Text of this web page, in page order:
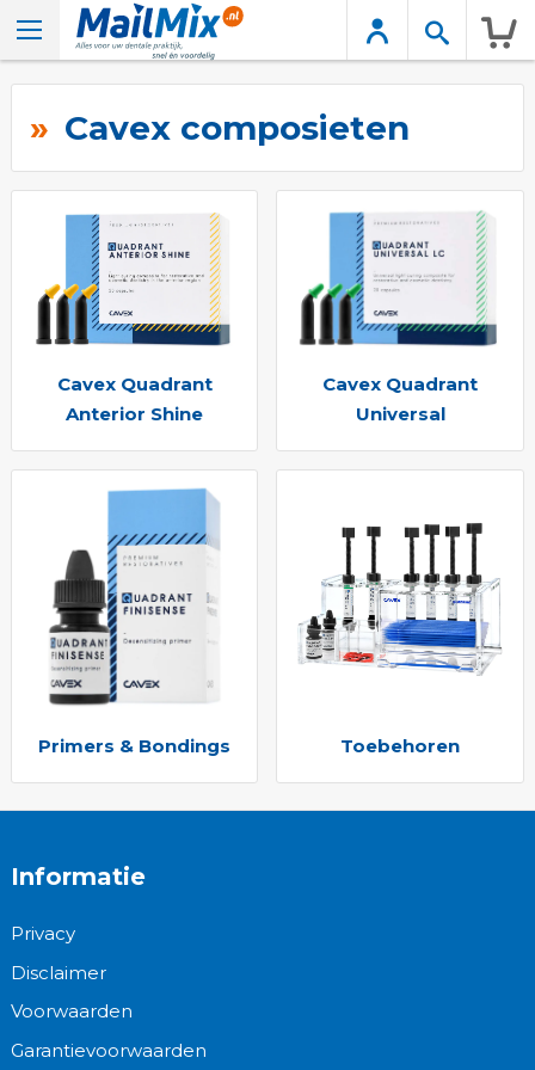
Cavex composieten
Cavex Quadrant
Anterior Shine
Cavex Quadrant
Universal
Primers & Bondings Toebehoren
Informatie
Privacy
Disclaimer
Voorwaarden
Garantievoorwaarden